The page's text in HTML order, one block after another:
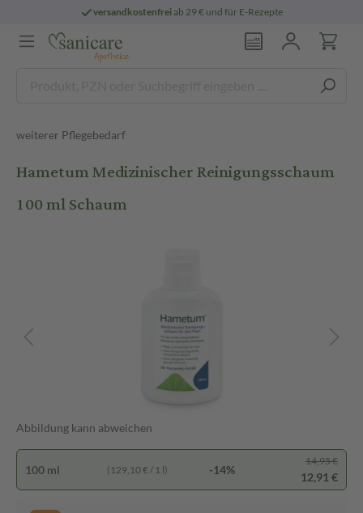
versandkostenfreiab 29 € und für E-Rezepte
weiterer Pflegebedarf
Hametum Medizinischer Reinigungsschaum
100 ml Schaum
Abbildung kann abweichen
100 ml (129,10 € / 1 l) -14%
14,95 €
12,91 €